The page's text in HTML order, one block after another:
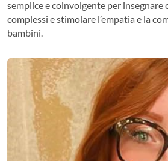
semplice e coinvolgente per insegnare
complessi e stimolare l’empatia e la
bambini.